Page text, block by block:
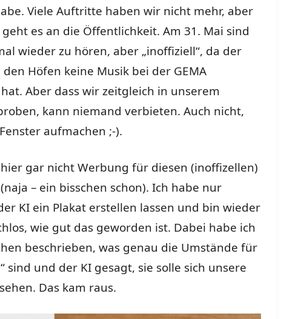
Viele Auftritte haben wir nicht mehr, aber
es an die Öffentlichkeit. Am 31. Mai sind
wieder zu hören, aber „inoffiziell“, da der
Höfen keine Musik bei der GEMA
Aber dass wir zeitgleich in unserem
kann niemand verbieten. Auch nicht,
aufmachen ;-).
gar nicht Werbung für diesen (inoffizellen)
– ein bisschen schon). Ich habe nur
KI ein Plakat erstellen lassen und bin wieder
wie gut das geworden ist. Dabei habe ich
beschrieben, was genau die Umstände für
sind und der KI gesagt, sie solle sich unsere
Das kam raus.